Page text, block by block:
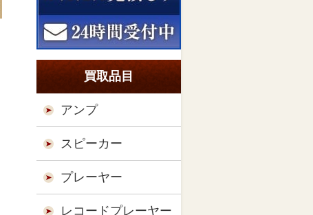
買取品目
アンプ
スピーカー
プレーヤー
レコードプレーヤー